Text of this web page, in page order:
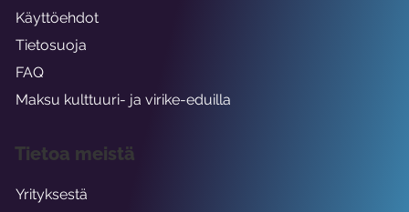
Käyttöehdot
Tietosuoja
FAQ
Maksu kulttuuri- ja virike-eduilla
Tietoa meistä
Yrityksestä